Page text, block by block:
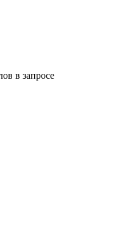
в запросе